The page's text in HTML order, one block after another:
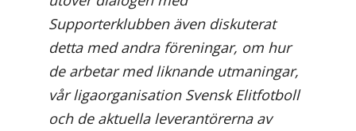
Supporterklubben även diskuterat
detta med andra föreningar, om hur
de arbetar med liknande utmaningar,
vår ligaorganisation Svensk Elitfotboll
och de aktuella leverantörerna av